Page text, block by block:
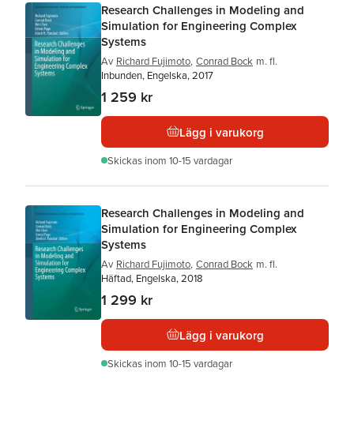
Research Challenges in Modeling and
Simulation for Engineering Complex
Systems
Av Richard Fujimoto, Conrad Bock m. fl.
Inbunden, Engelska, 2017
1 259 kr
Lägg i varukorg
Skickas inom 10-15 vardagar
Research Challenges in Modeling and
Simulation for Engineering Complex
Systems
Av Richard Fujimoto, Conrad Bock m. fl.
Häftad, Engelska, 2018
1 299 kr
Lägg i varukorg
Skickas inom 10-15 vardagar